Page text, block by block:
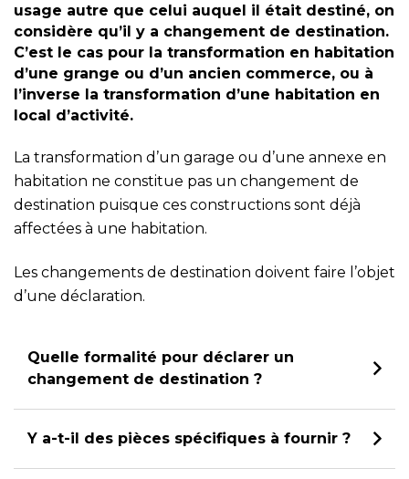
usage autre que celui auquel il était destiné, on
considère qu’il y a changement de destination.
C’est le cas pour la transformation en habitation
d’une grange ou d’un ancien commerce, ou à
l’inverse la transformation d’une habitation en
local d’activité.
La transformation d’un garage ou d’une annexe en
habitation ne constitue pas un changement de
destination puisque ces constructions sont déjà
affectées à une habitation.
Les changements de destination doivent faire l’objet
d’une déclaration.
Quelle formalité pour déclarer un
changement de destination ?
Y a-t-il des pièces spécifiques à fournir ?